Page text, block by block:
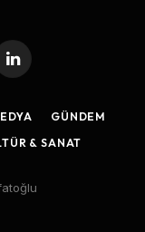
LinkedIn
GÜNDEM
& SANAT